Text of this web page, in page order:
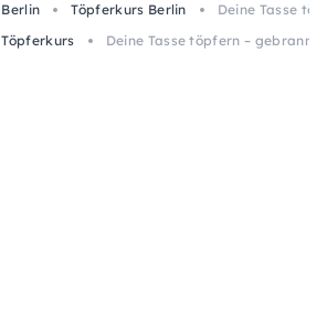
Berlin Töpferkurs Berlin
Deine Tasse
Töpferkurs Deine Tasse töpfern – gebrannt